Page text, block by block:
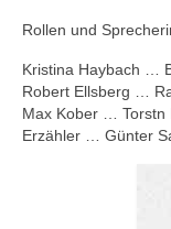
Rollen und
Kristina Haybach …
Robert Ellsberg …
Max Kober … Torstn
Erzähler … Günter